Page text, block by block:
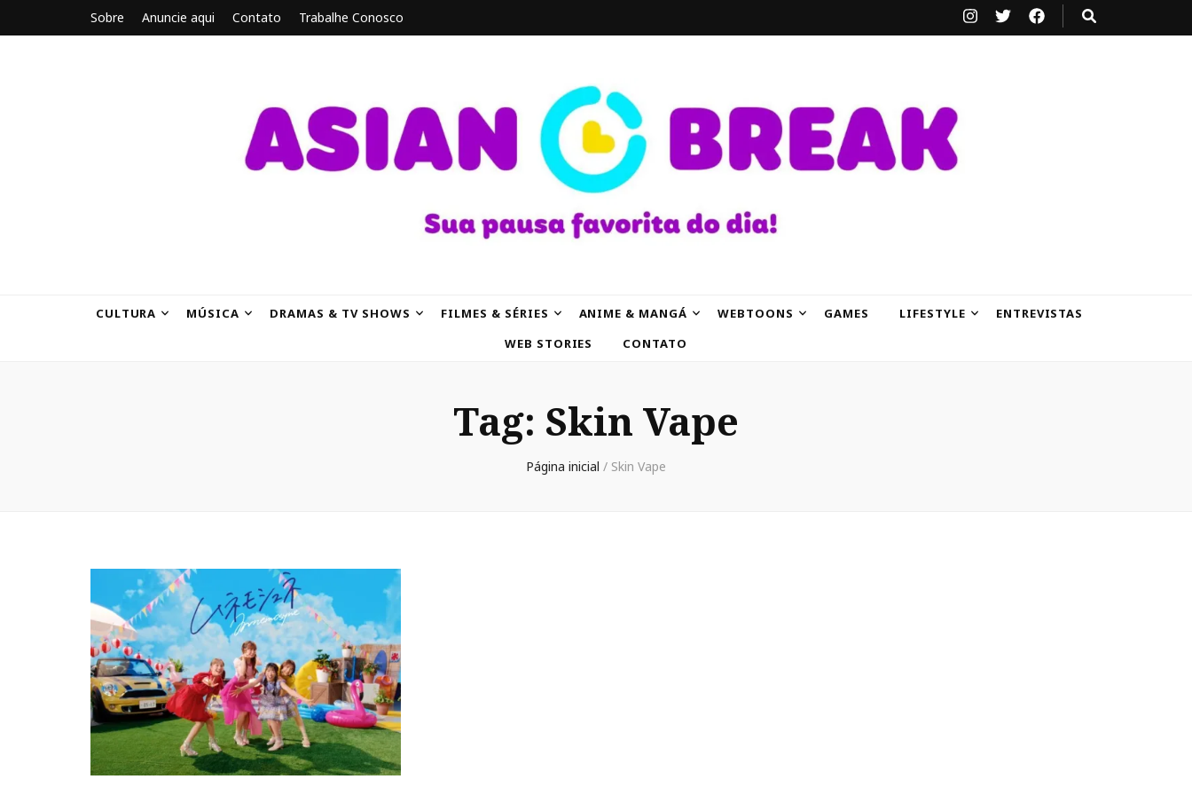
Sobre Anuncie aqui Contato Trabalhe Conosco
CULTURA MÚSICA DRAMAS & TV SHOWS FILMES & SÉRIES ANIME & MANGÁ WEBTOONS GAMES LIFESTYLE
ENTREVISTAS
WEB STORIES
CONTATO
Tag: Skin Vape
Página inicial / Skin Vape